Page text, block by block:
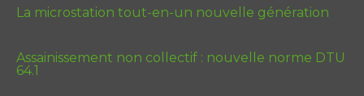
La microstation tout-en-un nouvelle génération
Assainissement non collectif : nouvelle norme DTU
64.1